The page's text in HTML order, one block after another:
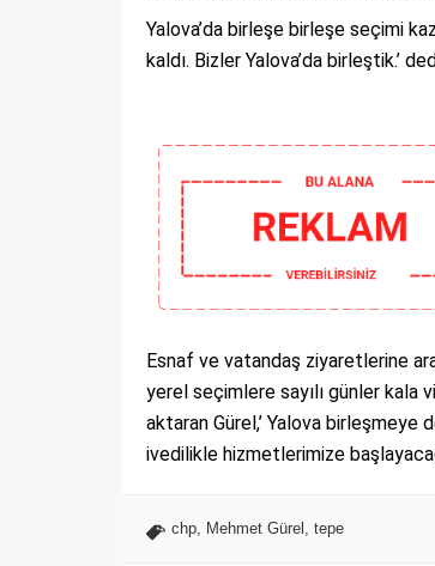
Yalova’da birleşe birleşe seçimi
kaldı. Bizler Yalova’da birleştik.’
Esnaf ve vatandaş ziyaretlerine
yerel seçimlere sayılı günler
aktaran Gürel,’ Yalova
ivedilikle hizmetlerimize
chp Mehmet Gürel tepe